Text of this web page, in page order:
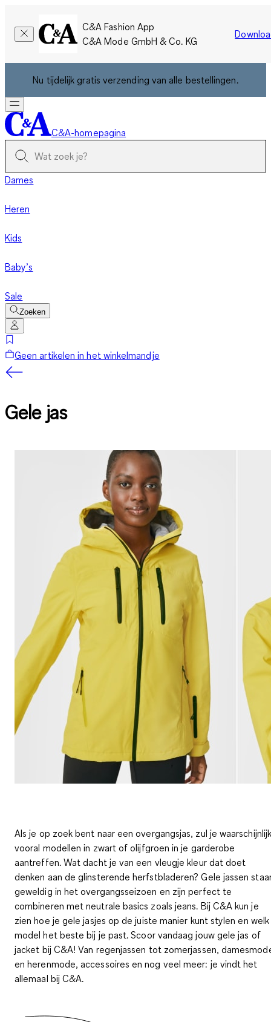
C&A Fashion App
C&A Mode GmbH & Co. KG
Nu tijdelijk gratis verzending van alle bestellingen.
C&A-homepagina
Dames
Heren
Kids
Baby’s
Sale
Zoeken
Geen artikelen in het winkelmandje
Gele jas
Als je op zoek bent naar een overgangsjas, zul je
vooral modellen in zwart of olijfgroen in je garderobe
aantreffen. Wat dacht je van een vleugje kleur dat doet
denken aan de glinsterende herfstbladeren?Gele jassen
geweldig in het overgangsseizoen en zijn perfect te
combineren met neutrale basics zoals jeans. Bij C&A kun je
zien hoe je gele jasjes op de juiste manier kunt stylen en welk
model het beste bij je past. Scoor vandaag jouw gele jas of
jacket bij C&A! Van regenjassen tot zomerjassen,
en herenmode, accessoires en nog veel meer: je vindt het
allemaal bij C&A.